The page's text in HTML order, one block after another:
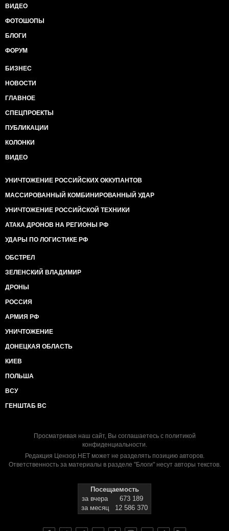
ВИДЕО
ФОТОШОПЫ
БЛОГИ
ФОРУМ
БИЗНЕС
НОВОСТИ
ГЛАВНОЕ
СПЕЦПРОЕКТЫ
ПУБЛИКАЦИИ
КОЛОНКИ
ВИДЕО
УНИЧТОЖЕНИЕ РОССИЙСКИХ ОККУПАНТОВ
МАССИРОВАННЫЙ КОМБИНИРОВАННЫЙ УДАР
УНИЧТОЖЕНИЕ РОССИЙСКОЙ ТЕХНИКИ
АТАКА ДРОНОВ НА РЕГИОНЫ РФ
УДАРЫ ПО ЛОГИСТИКЕ РФ
ОБСТРЕЛ
ЗЕЛЕНСКИЙ ВЛАДИМИР
ДРОНЫ
РОССИЯ
АРМИЯ РФ
УНИЧТОЖЕНИЕ
ДОНЕЦКАЯ ОБЛАСТЬ
КИЕВ
ПОЛЬША
ВСУ
ГЕНШТАБ ВС
Просматривая наш сайт, Вы соглашаетесь с политикой
конфиденциальности.
Редакция Цензор.НЕТ может не разделять позицию авторов.
Ответственность за материалы в разделе "Блоги" несут авторы текстов.
Посещаемость
за вчера
673 189
за месяц
12 586 370